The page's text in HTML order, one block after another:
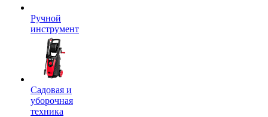
Ручной
инструмент
Садовая и
уборочная
техника